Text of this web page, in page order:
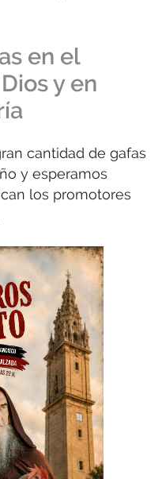
en el
y en
cantidad de gafas
y esperamos
los promotores